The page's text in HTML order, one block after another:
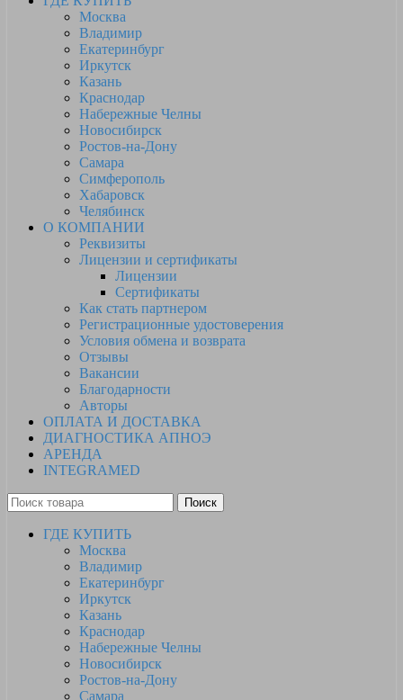
Москва
Владимир
Екатеринбург
Иркутск
Казань
Краснодар
Набережные Челны
Новосибирск
Ростов-на-Дону
Самара
Симферополь
Хабаровск
Челябинск
О КОМПАНИИ
Реквизиты
Лицензии и сертификаты
Лицензии
Сертификаты
Как стать партнером
Регистрационные удостоверения
Условия обмена и возврата
Отзывы
Вакансии
Благодарности
Авторы
ОПЛАТА И ДОСТАВКА
ДИАГНОСТИКА АПНОЭ
АРЕНДА
INTEGRAMED
Поиск
ГДЕ КУПИТЬ
Москва
Владимир
Екатеринбург
Иркутск
Казань
Краснодар
Набережные Челны
Новосибирск
Ростов-на-Дону
Самара